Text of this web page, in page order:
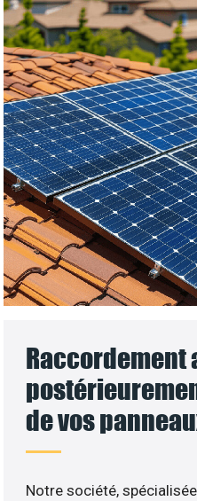
Raccordement
de vos
Notre société,